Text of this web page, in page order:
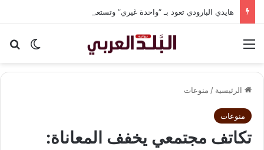
الوضع
الرئيسية / منوعات
منوعات
تكاتف مجتمعي يخفف المعاناة: